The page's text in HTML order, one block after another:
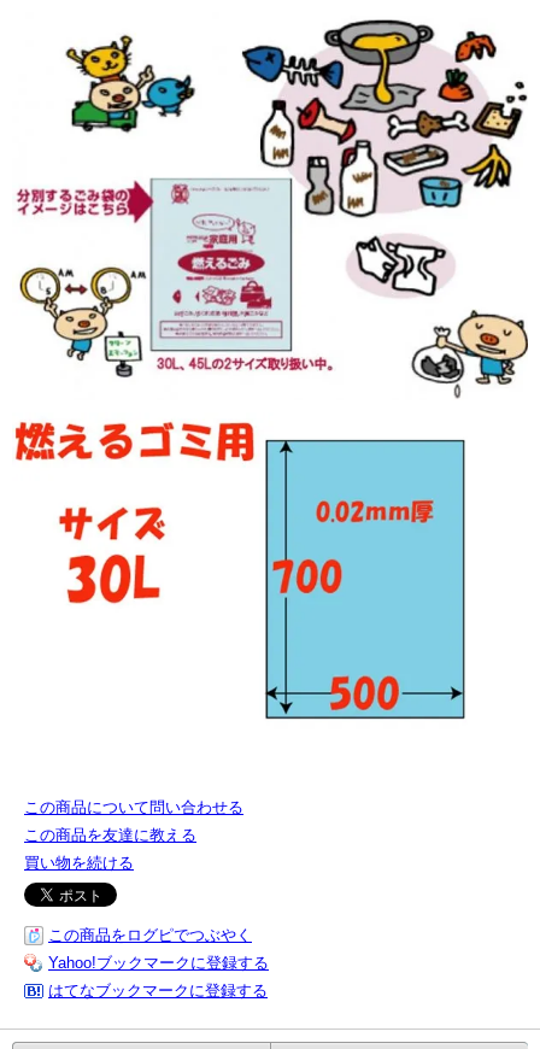
この商品について問い合わせる
この商品を友達に教える
買い物を続ける
この商品をログピでつぶやく
Yahoo!ブックマークに登録する
はてなブックマークに登録する